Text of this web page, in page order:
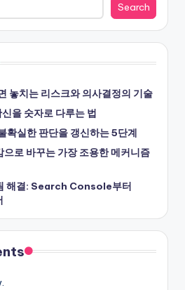
Search
놓치는 리스크와 의사결정의 기술
을 숫자로 다루는 법
확실한 판단을 갱신하는 5단계
으로 바꾸는 가장 조용한 메커니즘
해결: Search Console부터